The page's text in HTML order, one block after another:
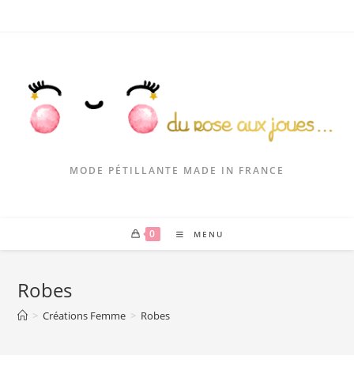
MODE PÉTILLANTE MADE IN FRANCE
0 MENU
Robes
> Créations Femme > Robes